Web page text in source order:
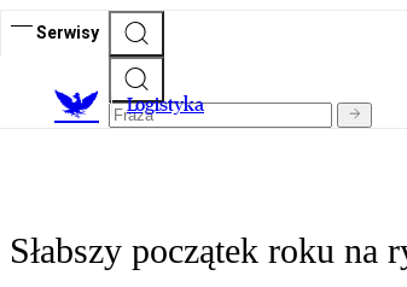
Serwisy
Logistyka
Słabszy początek roku